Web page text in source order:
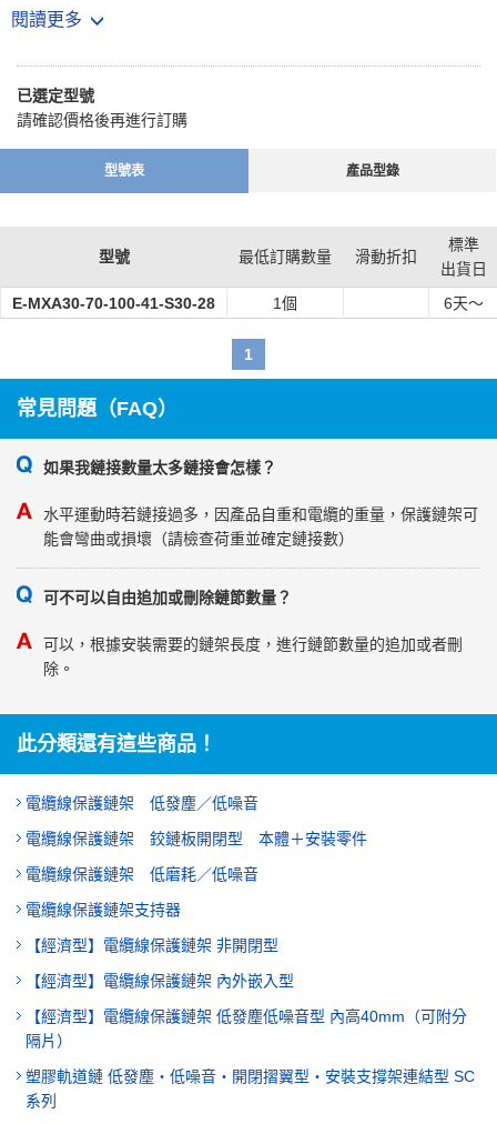
用。
閱讀更多
已選定型號
請確認價格後再進行訂購
型號表 產品型錄
型號 最低訂購數量 滑動折扣
標準
出貨日
E-MXA30-70-100-41-S30-28
1個 6天～
1
常見問題（FAQ）
如果我鏈接數量太多鏈接會怎樣？
水平運動時若鏈接過多，因產品自重和電纜的重量，保護鏈架可
能會彎曲或損壞（請檢查荷重並確定鏈接數）
可不可以自由追加或刪除鏈節數量？
可以，根據安裝需要的鏈架長度，進行鏈節數量的追加或者刪
除。
此分類還有這些商品！
電纜線保護鏈架 低發塵／低噪音
電纜線保護鏈架 鉸鏈板開閉型 本體＋安裝零件
電纜線保護鏈架 低磨耗／低噪音
電纜線保護鏈架支持器
【經濟型】電纜線保護鏈架 非開閉型
【經濟型】電纜線保護鏈架 內外嵌入型
【經濟型】電纜線保護鏈架 低發塵低噪音型 內高40mm（可附分
隔片）
塑膠軌道鏈 低發塵・低噪音・開閉摺翼型・安裝支撐架連結型 SC
系列